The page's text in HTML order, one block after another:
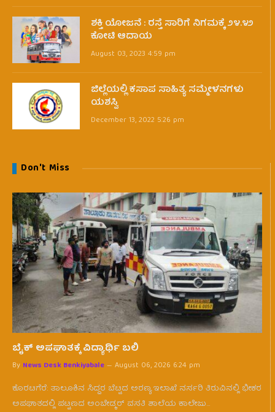
ಶಕ್ತಿ ಯೋಜನೆ : ರಸ್ತೆ ಸಾರಿಗೆ ನಿಗಮಕ್ಕೆ ೨೪.೪೨
ಕೋಟಿ ಆದಾಯ
August 03, 2023 4:59 pm
ಜಿಲ್ಲೆಯಲ್ಲಿ ಕಸಾಪ ಸಾಹಿತ್ಯ ಸಮ್ಮೇಳನಗಳು
ಯಶಸ್ವಿ
December 13, 2022 5:26 pm
Don't Miss
ಬೈಕ್ ಅಪಘಾತಕ್ಕೆ ವಿದ್ಯಾರ್ಥಿ ಬಲಿ
By News Desk Benkiyabale August 06, 2026 6:24 pm
ಕೊರಟಗೆರೆ: ತಾಲೂಕಿನ ಸಿದ್ದರ ಬೆಟ್ಟದ ಅರಣ್ಯ ಇಲಾಖೆ ನರ್ಸರಿ ತಿರುವಿನಲ್ಲಿ ಭೀಕರ
ಅಪಘಾತದಲ್ಲಿ ಪಟ್ಟಣದ ಅಂಬೇಡ್ಕರ್ ವಸತಿ ಶಾಲೆಯ ಕಾಲೇಜು…